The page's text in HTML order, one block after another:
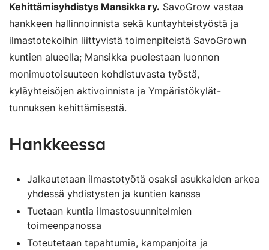
Kehittämisyhdistys Mansikka ry. SavoGrow vastaa
hankkeen hallinnoinnista sekä kuntayhteistyöstä ja
ilmastotekoihin liittyvistä toimenpiteistä SavoGrown
kuntien alueella; Mansikka puolestaan luonnon
monimuotoisuuteen kohdistuvasta työstä,
kyläyhteisöjen aktivoinnista ja Ympäristökylät-
tunnuksen kehittämisestä.
Hankkeessa
Jalkautetaan ilmastotyötä osaksi asukkaiden arkea
yhdessä yhdistysten ja kuntien kanssa
Tuetaan kuntia ilmastosuunnitelmien
toimeenpanossa
Toteutetaan tapahtumia, kampanjoita ja